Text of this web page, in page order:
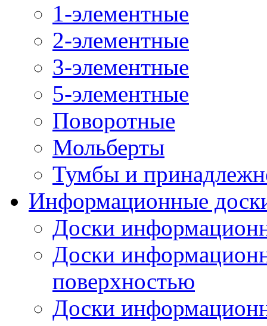
1-элементные
2-элементные
3-элементные
5-элементные
Поворотные
Мольберты
Тумбы и
Информационные
Доски
Доски
поверхностью
Доски